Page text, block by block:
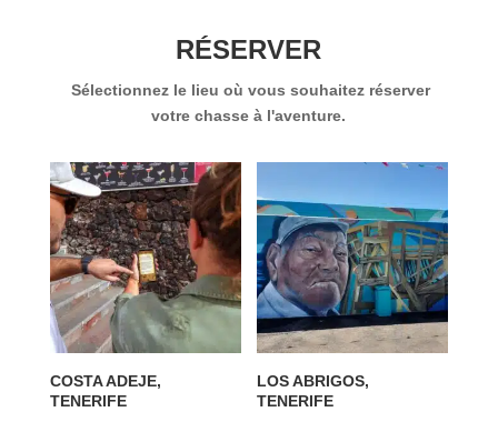
RÉSERVER
Sélectionnez le lieu où vous souhaitez réserver
votre chasse à l'aventure.
COSTA ADEJE,
TENERIFE
LOS ABRIGOS,
TENERIFE